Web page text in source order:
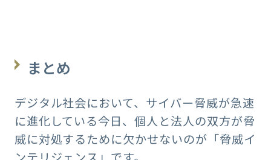
まとめ
デジタル社会において、サイバー脅威が急速
に進化している今日、個人と法人の双方が脅
威に対処するために欠かせないのが「脅威イ